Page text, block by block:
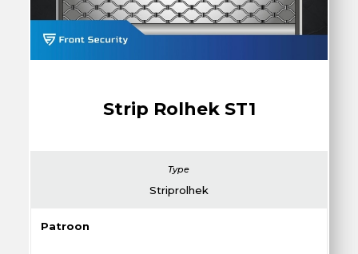
Strip Rolhek ST1
Striprolhek
Patroon